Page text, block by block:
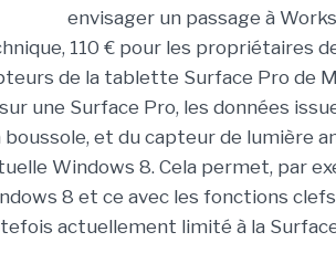
envisager un passage à
110 € pour les propriétaires
de la tablette Surface Pro de
une Surface Pro, les données
boussole, et du capteur de lumière
Windows 8. Cela permet, par
8 et ce avec les fonctions
actuellement limité à la